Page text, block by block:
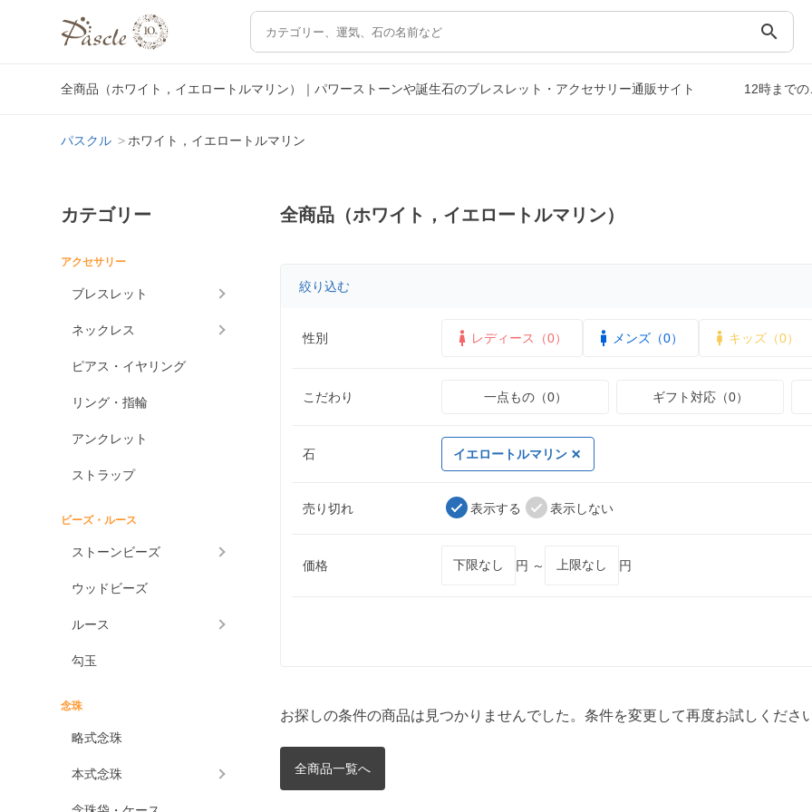
search
全商品（ホワイト，イエロートルマリン）｜パワーストーンや誕生石のブレスレット・アクセサリー通販サイト 12時まで
パスクル ホワイト，イエロートルマリン
カテゴリー
アクセサリー
ブレスレット
ネックレス
ピアス・イヤリング
リング・指輪
アンクレット
ストラップ
ビーズ・ルース
ストーンビーズ
ウッドビーズ
ルース
勾玉
念珠
略式念珠
本式念珠
全商品（ホワイト，イエロートルマリン）
絞り込む
性別 レディース（0） メンズ（0） キッズ（0）
こだわり 一点もの（0） ギフト対応（0）
石 イエロートルマリン
売り切れ 表示する 表示しない
価格 円 ～ 円
お探しの条件の商品は見つかりませんでした。条件を変更して再度お試しください
全商品一覧へ